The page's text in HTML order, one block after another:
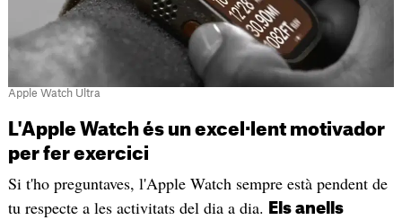
Apple Watch Ultra
L'Apple Watch és un excel·lent motivador
per fer exercici
Si t'ho preguntaves, l'Apple Watch sempre està pendent de
tu respecte a les activitats del dia a dia.
Els anells